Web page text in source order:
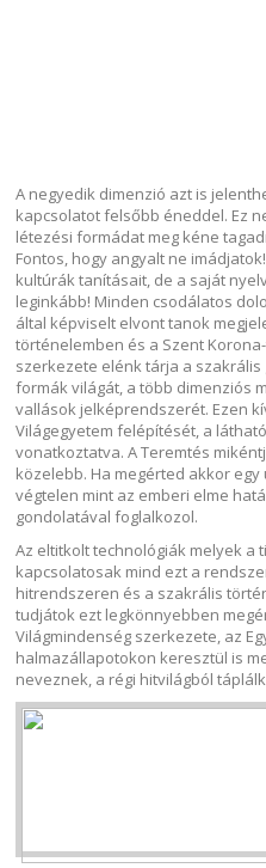
A negyedik dimenzió azt is
kapcsolatot felsőbb éneddel. Ez
létezési formádat meg kéne
Fontos, hogy angyalt ne
kultúrák tanításait, de a saját
leginkább! Minden csodálatos
által képviselt elvont tanok
történelemben és a Szent
szerkezete elénk tárja a
formák világát, a több dimenziós
vallások jelképrendszerét. Ezen
Világegyetem felépítését, a
vonatkoztatva. A Teremtés
közelebb. Ha megérted akkor
végtelen mint az emberi elme
gondolatával foglalkozol.
Az eltitkolt technológiák melyek a
kapcsolatosak mind ezt a
hitrendszeren és a szakrális
tudjátok ezt legkönnyebben
Világmindenség szerkezete, az
halmazállapotokon keresztül is
neveznek, a régi hitvilágból